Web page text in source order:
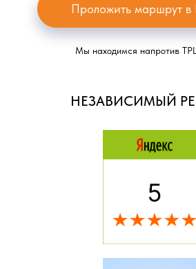
Проложить маршрут в
Мы находимся напротив
НЕЗАВИСИМЫЙ